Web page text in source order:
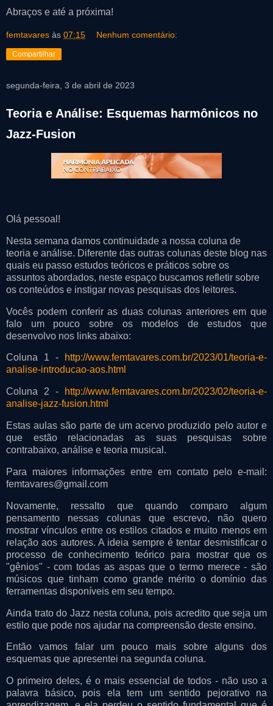
Abraços e até a próxima!
femtavares às 07:15 Nenhum comentário:
Compartilhar
segunda-feira, 3 de abril de 2023
Teoria e Análise: Esquemas harmônicos no
Jazz-Fusion
Olá pessoal!
Nesta semana damos continuidade a nossa coluna de
teoria e análise. Diferente das outras colunas deste blog nas
quais eu passo estudos teóricos e práticos sobre os
assuntos abordados, neste espaço buscamos refletir sobre
os conteúdos e instigar novas pesquisas dos leitores.
Vocês podem conferir as duas colunas anteriores em que
falo um pouco sobre os modelos de estudos que
desenvolvo nos links abaixo:
Coluna 1 -
http://www.femtavares.com.br/2023/01/teoria-e-
analise-introducao-aos.html
Coluna 2 -
http://www.femtavares.com.br/2023/02/teoria-e-
analise-jazz-fusion.html
Estas aulas são parte de um acervo produzido pelo autor e
que estão relacionadas as suas pesquisas sobre
contrabaixo, análise e teoria musical.
Para maiores informações entre em contato pelo e-mail:
femtavares@gmail.com
Novamente, ressalto que quando comparo algum
pensamento nessas colunas que escrevo, não quero
mostrar vínculos entre os estilos citados e muito menos em
relação aos autores. A ideia sempre é tentar desmistificar o
processo de conhecimento teórico para mostrar que os
"gênios" - com todas as aspas que o termo merece - são
músicos que tinham como grande mérito o domínio das
ferramentas disponíveis em seu tempo.
Ainda trato do Jazz nesta coluna, pois acredito que seja um
estilo que pode nos ajudar na compreensão deste ensino.
Então vamos falar um pouco mais sobre alguns dos
esquemas que apresentei na segunda coluna.
O primeiro deles, é o mais essencial de todos - não uso a
palavra básico, pois ela tem um sentido pejorativo na